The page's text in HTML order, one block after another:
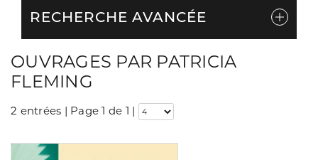
RECHERCHE AVANCÉE
OUVRAGES PAR PATRICIA
FLEMING
2 entrées | Page 1 de 1 |